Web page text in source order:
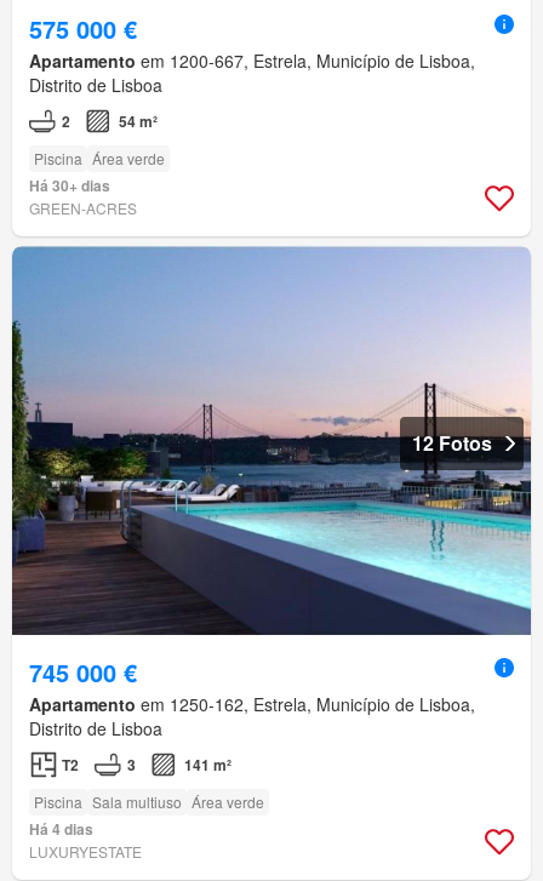
575 000 €
Apartamento em 1200-667, Estrela, Município de Lisboa,
Distrito de Lisboa
2 54 m²
Piscina Área verde
Há 30+ dias
GREEN-ACRES
12 Fotos
745 000 €
Apartamento em 1250-162, Estrela, Município de Lisboa,
Distrito de Lisboa
T2 3 141 m²
Piscina Sala multiuso Área verde
Há 4 dias
LUXURYESTATE